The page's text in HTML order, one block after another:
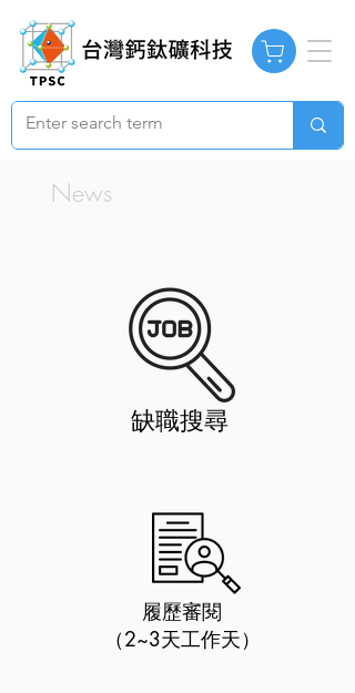
News
​缺職搜尋
履歷審閱
​（2~3天工作天）